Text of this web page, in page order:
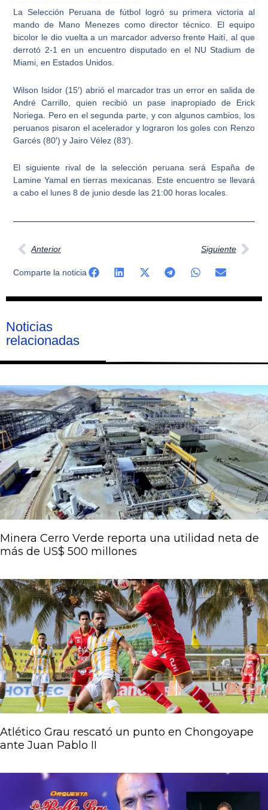
La Selección Peruana de fútbol logró su primera victoria al
mando de Mano Menezes como director técnico. El equipo
bicolor le dio vuelta a un marcador adverso frente Haití, al que
derrotó 2-1 en un encuentro disputado en el NU Stadium de
Miami, en Estados Unidos.
Wilson Isidor (15′) abrió el marcador tras un error en salida de
André Carrillo, quien recibió un pase inapropiado de Erick
Noriega. Pero en el segunda parte, y con algunos cambios, los
peruanos pisaron el acelerador y lograron los goles con Renzo
Garcés (80′) y Jairo Vélez (83′).
El siguiente rival de la selección peruana será España de
Lamine Yamal en tierras mexicanas. Este encuentro se llevará
a cabo el lunes 8 de junio desde las 21:00 horas locales.
Ant
Anterior Siguiente
Comparte la noticia
Noticias
relacionadas
Minera Cerro Verde reporta una utilidad neta de
más de US$ 500 millones
Atlético Grau rescató un punto en Chongoyape
ante Juan Pablo II
Página
Página
Página
Página
Página